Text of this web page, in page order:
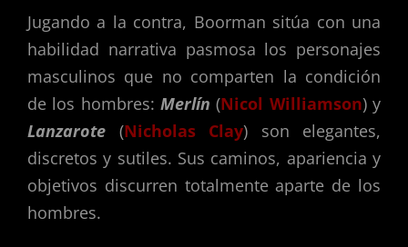
Jugando a la contra, Boorman sitúa con una
habilidad narrativa pasmosa los personajes
masculinos que no comparten la condición
de los hombres: Merlín (Nicol Williamson) y
Lanzarote (Nicholas Clay) son elegantes,
discretos y sutiles. Sus caminos, apariencia y
objetivos discurren totalmente aparte de los
hombres.